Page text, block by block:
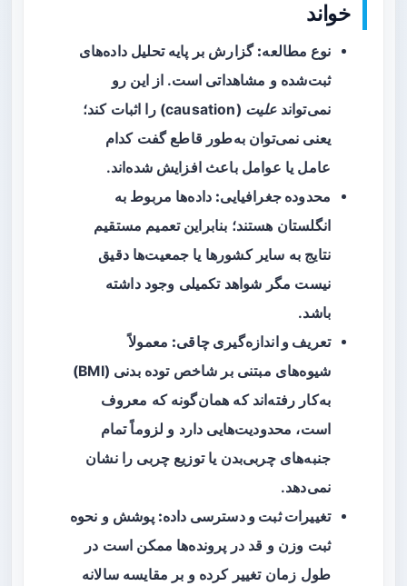
خواند
نوع مطالعه: گزارش بر پایه تحلیل داده‌های
ثبت‌شده و مشاهداتی است. از این رو
نمی‌تواندعلیت
(causation) را اثبات کند؛
یعنی نمی‌توان به‌طور قاطع گفت کدام
عامل یا عوامل باعث افزایش شده‌اند.
محدوده جغرافیایی: داده‌ها مربوط به
انگلستان هستند؛ بنابراین تعمیم مستقیم
نتایج به سایر کشورها یا جمعیت‌ها دقیق
نیست مگر شواهد تکمیلی وجود داشته
باشد.
تعریف و اندازه‌گیری چاقی: معمولاً
شیوه‌های مبتنی بر شاخص توده بدنی (BMI)
به‌کار رفته‌اند که همان‌گونه که معروف
است، محدودیت‌هایی دارد و لزوماً تمام
جنبه‌های چربی‌بدن یا توزیع چربی را نشان
نمی‌دهد.
تغییرات ثبت و دسترسی داده: پوشش و نحوه
ثبت وزن و قد در پرونده‌ها ممکن است در
طول زمان تغییر کرده و بر مقایسه سالانه